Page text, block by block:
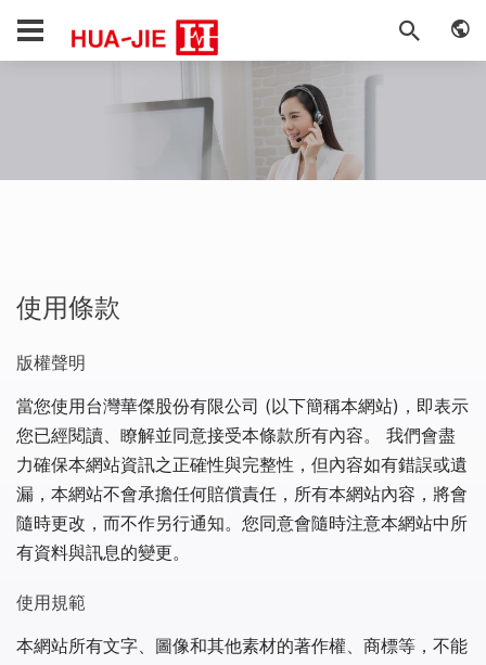
使用條款
版權聲明
當您使用台灣華傑股份有限公司 (以下簡稱本網站)，即表示
您已經閱讀、瞭解並同意接受本條款所有內容。 我們會盡
力確保本網站資訊之正確性與完整性，但內容如有錯誤或遺
漏，本網站不會承擔任何賠償責任，所有本網站內容，將會
隨時更改，而不作另行通知。您同意會隨時注意本網站中所
有資料與訊息的變更。
使用規範
本網站所有文字、圖像和其他素材的著作權、商標等，不能